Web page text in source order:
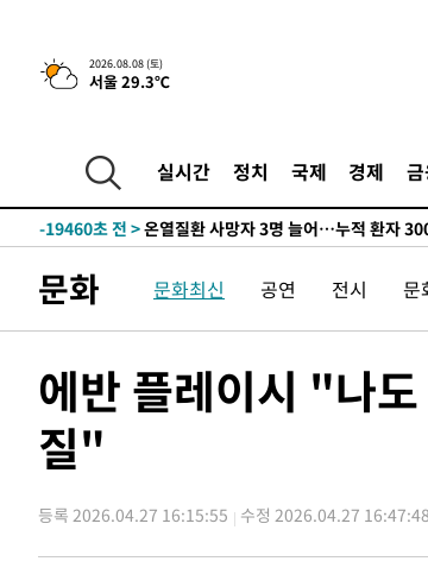
2026.08.08 (토)
서울 29.3℃
실시간 정치 국제 경제
것"
-27665초 전 >[속보]與 당대표 경선, 제주·인천 권리당
틀레티코 이적"
-20491초 전 >
수도권 40도 육박 '펄펄'…동해안 일부
-19460초 전 >온열질환 사망자 3명 늘어…누적 환자
-13405초 전 >강릉에 시간당 81.4㎜ 물폭탄…도로 잠
-9512초 전 >
-7222초 전 >
선재도서 해루질 나섰다 실종 60대, 닷새 만
-4132초 전 >
여수 오동도 해상서 모터보트 전복…1명
-359초 전 >
극한폭염 한풀 꺾이지만…'낮 최고 35도'
날씨]
43분 전 >
1시간 전 >
4시간 전 > '최고 37도' 폭염 지속…강원동해안 최대 150
문화 문화최신 공연 전시 문
에반 플레이시 "나
질"
등록 2026.04.27 16:15:55 수정 2026.04.27 16:47:48